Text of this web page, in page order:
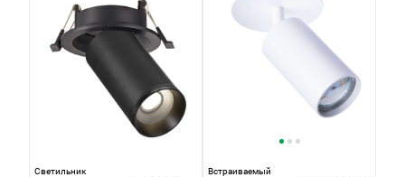
Светильник
Встраиваемый